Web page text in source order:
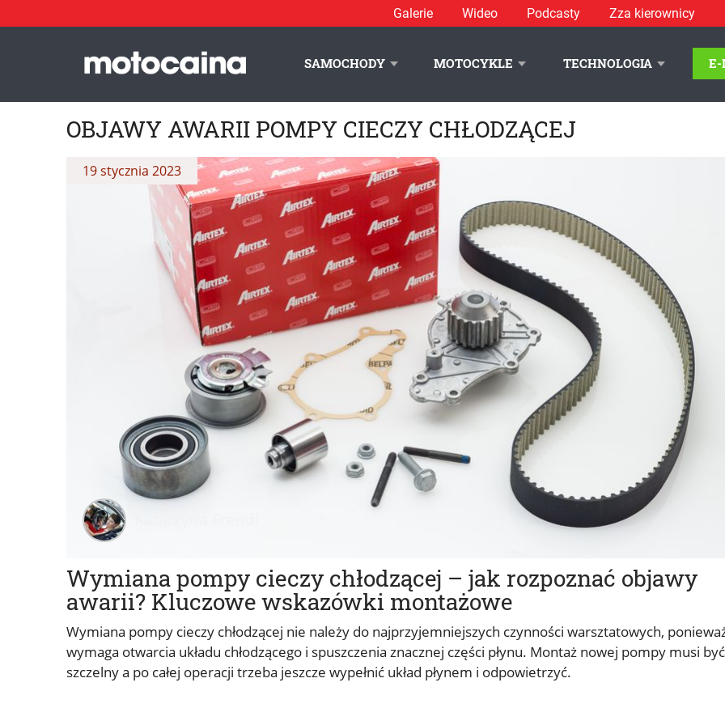
Galerie Wideo Podcasty Zza kierownicy
SAMOCHODY MOTOCYKLE TECHNOLOGIA E-
OBJAWY AWARII POMPY CIECZY CHŁODZĄCEJ
Wymiana pompy cieczy chłodzącej – jak rozpoznać objawy
awarii? Kluczowe wskazówki montażowe
19 stycznia 2023
Wymiana pompy cieczy chłodzącej nie należy do najprzyjemniejszych czynności warsztatowych,
wymaga otwarcia układu chłodzącego i spuszczenia znacznej części płynu. Montaż nowej pompy musi być
szczelny a po całej operacji trzeba jeszcze wypełnić układ płynem i odpowietrzyć.